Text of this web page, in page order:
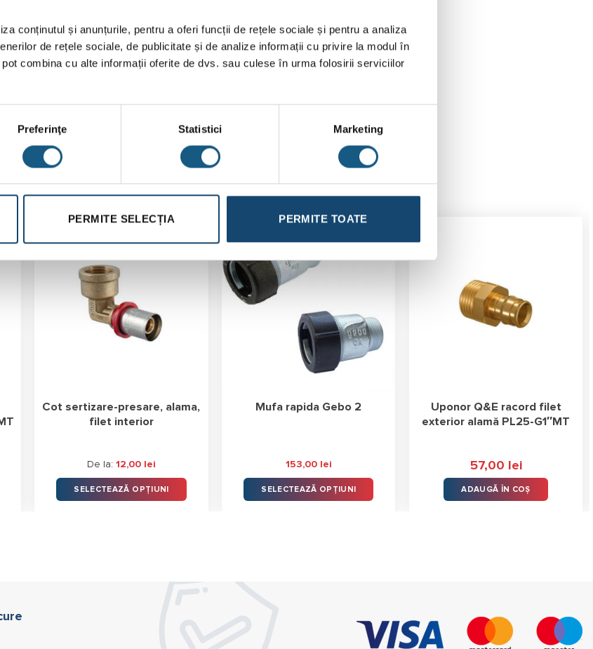
conținutul și anunțurile, pentru a oferi funcții de rețele sociale și pentru a analiza
de rețele sociale, de publicitate și de analize informații cu privire la modul în
combina cu alte informații oferite de dvs. sau culese în urma folosirii serviciilor
Preferinţe Statistici Marketing
PERMITE SELECȚIA PERMITE TOATE
la presiunea maximă de 10 bar.
de 100 ore de funcționare.
caz de avarie.
Cot sertizare-presare, alama,
filet interior
De la: 12,00 lei
SELECTEAZĂ OPȚIUNI
Mufa rapida Gebo 2
153,00 lei
SELECTEAZĂ OPȚIUNI
Uponor Q&E racord filet
exterior alamă PL25-G1″MT
57,00 lei
ADAUGĂ ÎN COȘ